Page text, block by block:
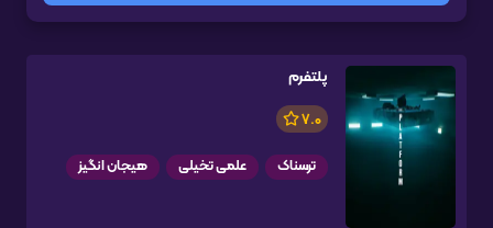
پلتفرم
7.0
ترسناک علمی تخیلی هیجان انگیز